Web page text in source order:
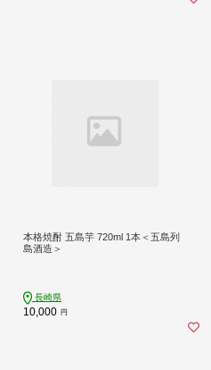
本格焼酎 五島芋 720ml 1本＜五島列
島酒造＞
長崎県
10,000 円